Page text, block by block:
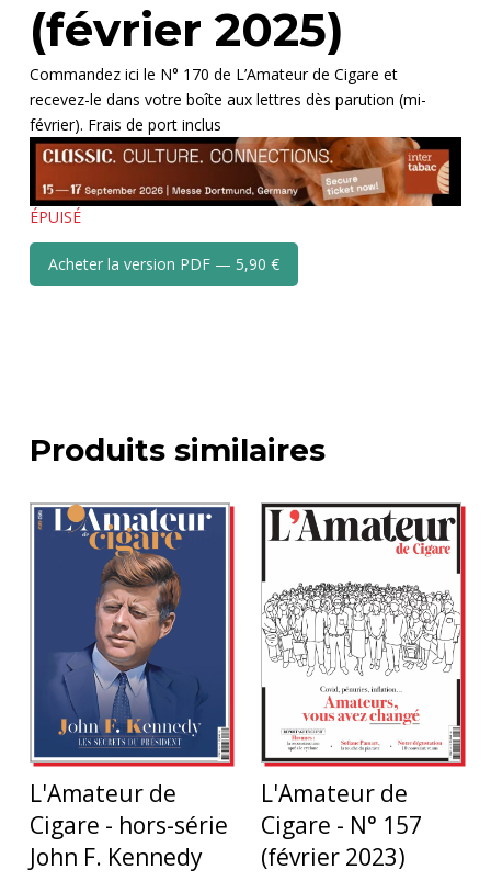
(février 2025)
Commandez ici le N° 170 de L’Amateur de Cigare et
recevez-le dans votre boîte aux lettres dès parution (mi-
février). Frais de port inclus
ÉPUISÉ
Acheter la version PDF — 5,90 €
Produits similaires
L'Amateur de
Cigare - hors-série
John F. Kennedy
L'Amateur de
Cigare - N° 157
(février 2023)